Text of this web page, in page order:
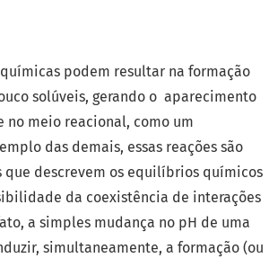
podem resultar na formação
solúveis, gerando o aparecimento
no meio reacional, como um
das demais, essas reações são
que descrevem os equilíbrios químicos
da coexistência de interações
a simples mudança no pH de uma
simultaneamente, a formação (ou